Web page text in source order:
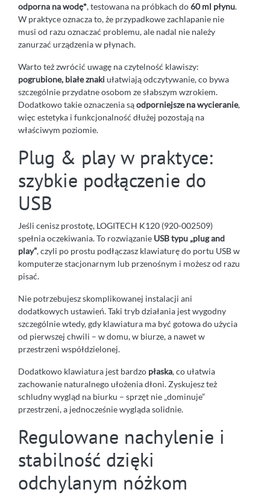
odporna na wodę*, testowana na próbkach do60 ml płynu.
W praktyce oznacza to, że przypadkowe zachlapanie nie
musi od razu oznaczać problemu, ale nadal nie należy
zanurzać urządzenia w płynach.
Warto też zwrócić uwagę na czytelność klawiszy:
pogrubione, białe znakiułatwiają odczytywanie, co bywa
szczególnie przydatne osobom ze słabszym wzrokiem.
Dodatkowo takie oznaczenia sąodporniejsze na wycieranie,
więc estetyka i funkcjonalność dłużej pozostają na
właściwym poziomie.
Plug & play w praktyce:
szybkie podłączenie do
USB
Jeśli cenisz prostotę, LOGITECH K120 (920-002509)
spełnia oczekiwania. To rozwiązanie USB typu „plug and
play”, czyli po prostu podłączasz klawiaturę do portu USB w
komputerze stacjonarnym lub przenośnym i możesz od razu
pisać.
Nie potrzebujesz skomplikowanej instalacji ani
dodatkowych ustawień. Taki tryb działania jest wygodny
szczególnie wtedy, gdy klawiatura ma być gotowa do użycia
od pierwszej chwili – w domu, w biurze, a nawet w
przestrzeni współdzielonej.
Dodatkowo klawiatura jest bardzo płaska, co ułatwia
zachowanie naturalnego ułożenia dłoni. Zyskujesz też
schludny wygląd na biurku – sprzęt nie „dominuje”
przestrzeni, a jednocześnie wygląda solidnie.
Regulowane nachylenie i
stabilność dzięki
odchylanym nóżkom